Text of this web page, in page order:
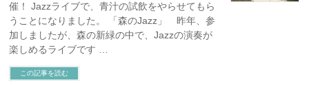
催！ Jazzライブで、青汁の試飲をやらせてもら
うことになりました。 「森のJazz」 昨年、参
加しましたが、森の新緑の中で、Jazzの演奏が
楽しめるライブです …
この記事を読む